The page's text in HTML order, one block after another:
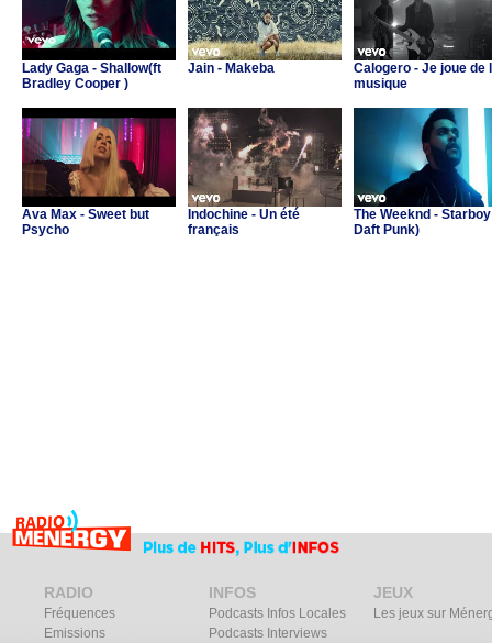
Lady Gaga - Shallow(ft
Bradley Cooper )
Jain - Makeba
Calogero - Je joue de
musique
Ava Max - Sweet but
Psycho
Indochine - Un été
français
The Weeknd -
Daft Punk)
RADIO
Fréquences
Emissions
INFOS
Podcasts Infos Locales
Podcasts Interviews
JEUX
Les jeux sur